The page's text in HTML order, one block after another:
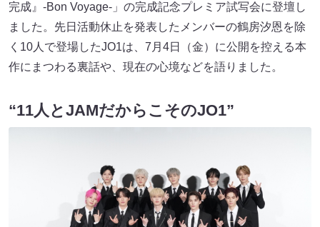
完成』-Bon Voyage-」の完成記念プレミア試写会に登壇し
ました。先日活動休止を発表したメンバーの鶴房汐恩を除
く10人で登場したJO1は、7月4日（金）に公開を控える本
作にまつわる裏話や、現在の心境などを語りました。
“11人とJAMだからこそのJO1”